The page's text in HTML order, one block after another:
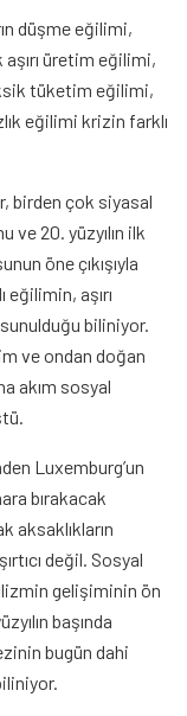
düşme eğilimi,
üretim eğilimi,
tüketim eğilimi,
eğilimi krizin farklı
birden çok siyasal
ve 20. yüzyılın ilk
öne çıkışıyla
aşırı
biliniyor.
ve ondan doğan
akım sosyal
Luxemburg’un
bırakacak
değil. Sosyal
gelişiminin ön
başında
bugün dahi